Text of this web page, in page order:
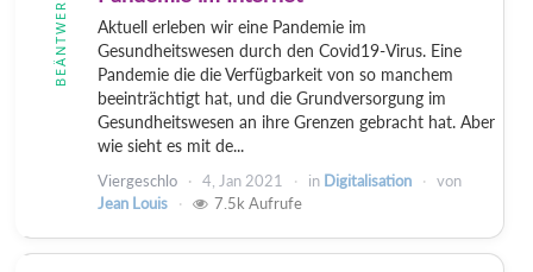
BEÄNTWERT
Aktuell erleben wir eine Pandemie im
Gesundheitswesen durch den Covid19-Virus. Eine
Pandemie die die Verfügbarkeit von so manchem
beeinträchtigt hat, und die Grundversorgung im
Gesundheitswesen an ihre Grenzen gebracht hat. Aber
wie sieht es mit de...
Viergeschlo 4, Jan 2021 in Digitalisation
von
Jean Louis
7.5k Aufrufe